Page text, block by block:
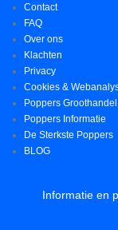
Contact
FAQ
Over ons
Klachten
Privacy
Cookies &
Poppers Groothandel
Poppers Informatie
De Sterkste Poppers
BLOG
Informatie en